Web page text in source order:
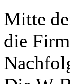
Mitte
die